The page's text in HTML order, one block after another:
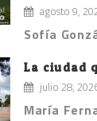
agosto 9,
Sofía
La ciudad
julio 28,
María